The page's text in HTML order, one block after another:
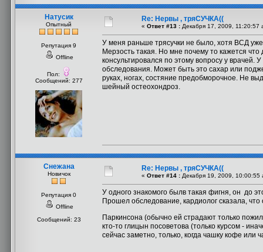
Натусик
Опытный
Репутация 9
Offline
Пол:
Сообщений: 277
Re: Нервы , тряСУЧКА((
« Ответ #13 : Декабря 17, 2009, 11:20:57
У меня раньше трясучки не было, хотя ВСД уже
Мерзость такая. Но мне почему то кажется
консультировался по этому вопросу у
обследования. Может быть это сахар или
руках, ногах, состяние предобморочное. Не
шейный остеохондроз.
Снежана
Новичок
Репутация 0
Offline
Сообщений: 23
Re: Нервы , тряСУЧКА((
« Ответ #14 : Декабря 19, 2009, 10:00:55
У одного знакомого былв такая фигня, он до
Прошел обследование, кардиолог сказала,
Паркинсона (обычно ей страдают только
кто-то глицын посоветова (только курсом -
сейчас заметно, только, когда чашку кофе или